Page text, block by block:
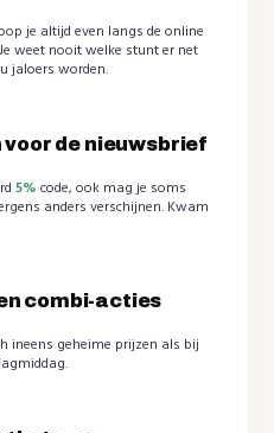
je altijd even langs de online
weet nooit welke stunt er net
jaloers worden.
voor de nieuwsbrief
5% code, ook mag je soms
anders verschijnen. Kwam
combi-acties
ineens geheime prijzen als bij